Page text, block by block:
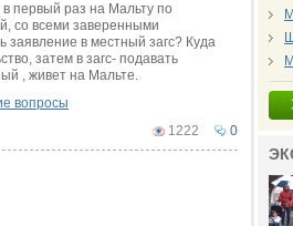
первый раз на Мальту по
со всеми заверенными
заявление в местный загс? Куда
затем в загс- подавать
, живет на Мальте.
вопросы
0
1222